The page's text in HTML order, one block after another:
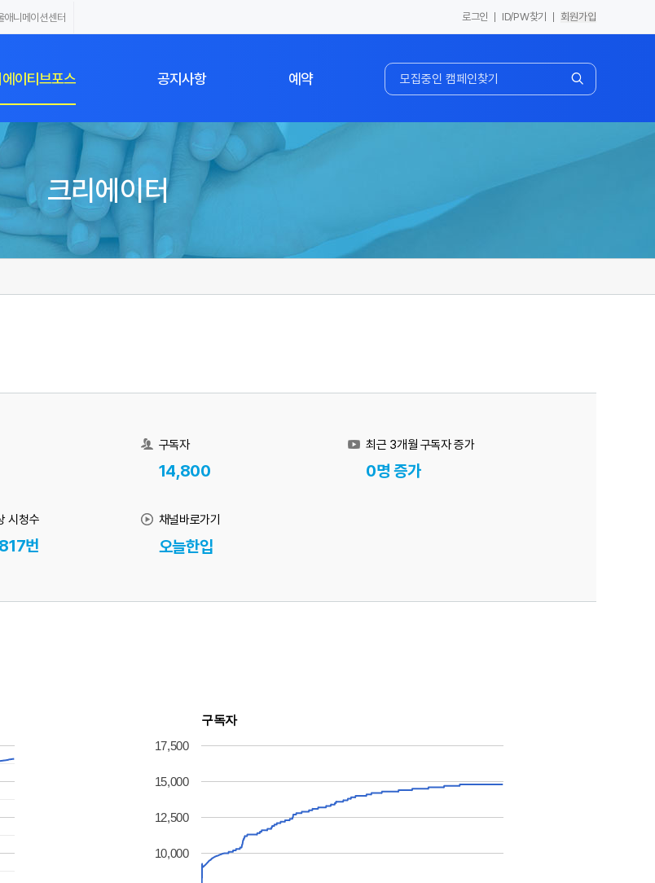
애니메이션센터 로그인 ID/PW찾기 회원가입
이티브포스
이터 리스트
캠페인
크리에이티브포스 소개
공지사항 예약
스튜디오/장비 예약
크리에이터
구독자
14,800
최근 3개월 구독자 증가
0명 증가
시청수
번
채널바로가기
오늘한입
구독자
10,000
12,500
15,000
17,500